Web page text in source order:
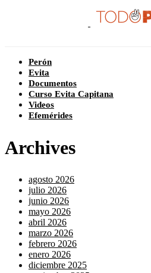
Perón
Evita
Documentos
Curso Evita Capitana
Videos
Efemérides
Archives
agosto 2026
julio 2026
junio 2026
mayo 2026
abril 2026
marzo 2026
febrero 2026
enero 2026
diciembre 2025